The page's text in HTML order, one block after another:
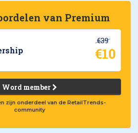
van Premium
€39
€10
Word member
zijn onderdeel van de RetailTrends-
community